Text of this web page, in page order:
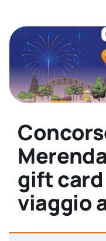
gift card
viaggio